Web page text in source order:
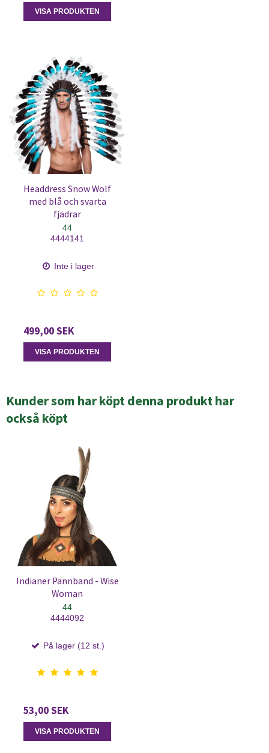
VISA PRODUKTEN
Headdress Snow Wolf
med blå och svarta
fjädrar
44
4444141
Inte i lager
499,00 SEK
VISA PRODUKTEN
Kunder som har köpt denna produkt har
också köpt
Indianer Pannband - Wise
Woman
44
4444092
På lager (12 st.)
53,00 SEK
VISA PRODUKTEN